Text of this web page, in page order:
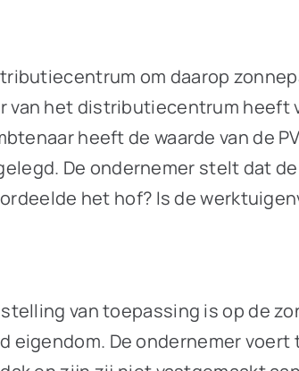
om daarop
van het distributiecentrum
heeft de waarde van de
De ondernemer stelt dat
het hof? Is de
van toepassing is op de
De ondernemer